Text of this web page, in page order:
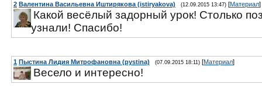
2 Валентина Васильевна Иштирякова (istiryakova) (12.09.2015 13:47) [Материал]
Какой весёлый задорный урок! Столько
узнали! Спасибо!
1 Пыстина Лидия Митрофановна (pystina) (07.09.2015 18:11) [Материал]
Весело и интересно!